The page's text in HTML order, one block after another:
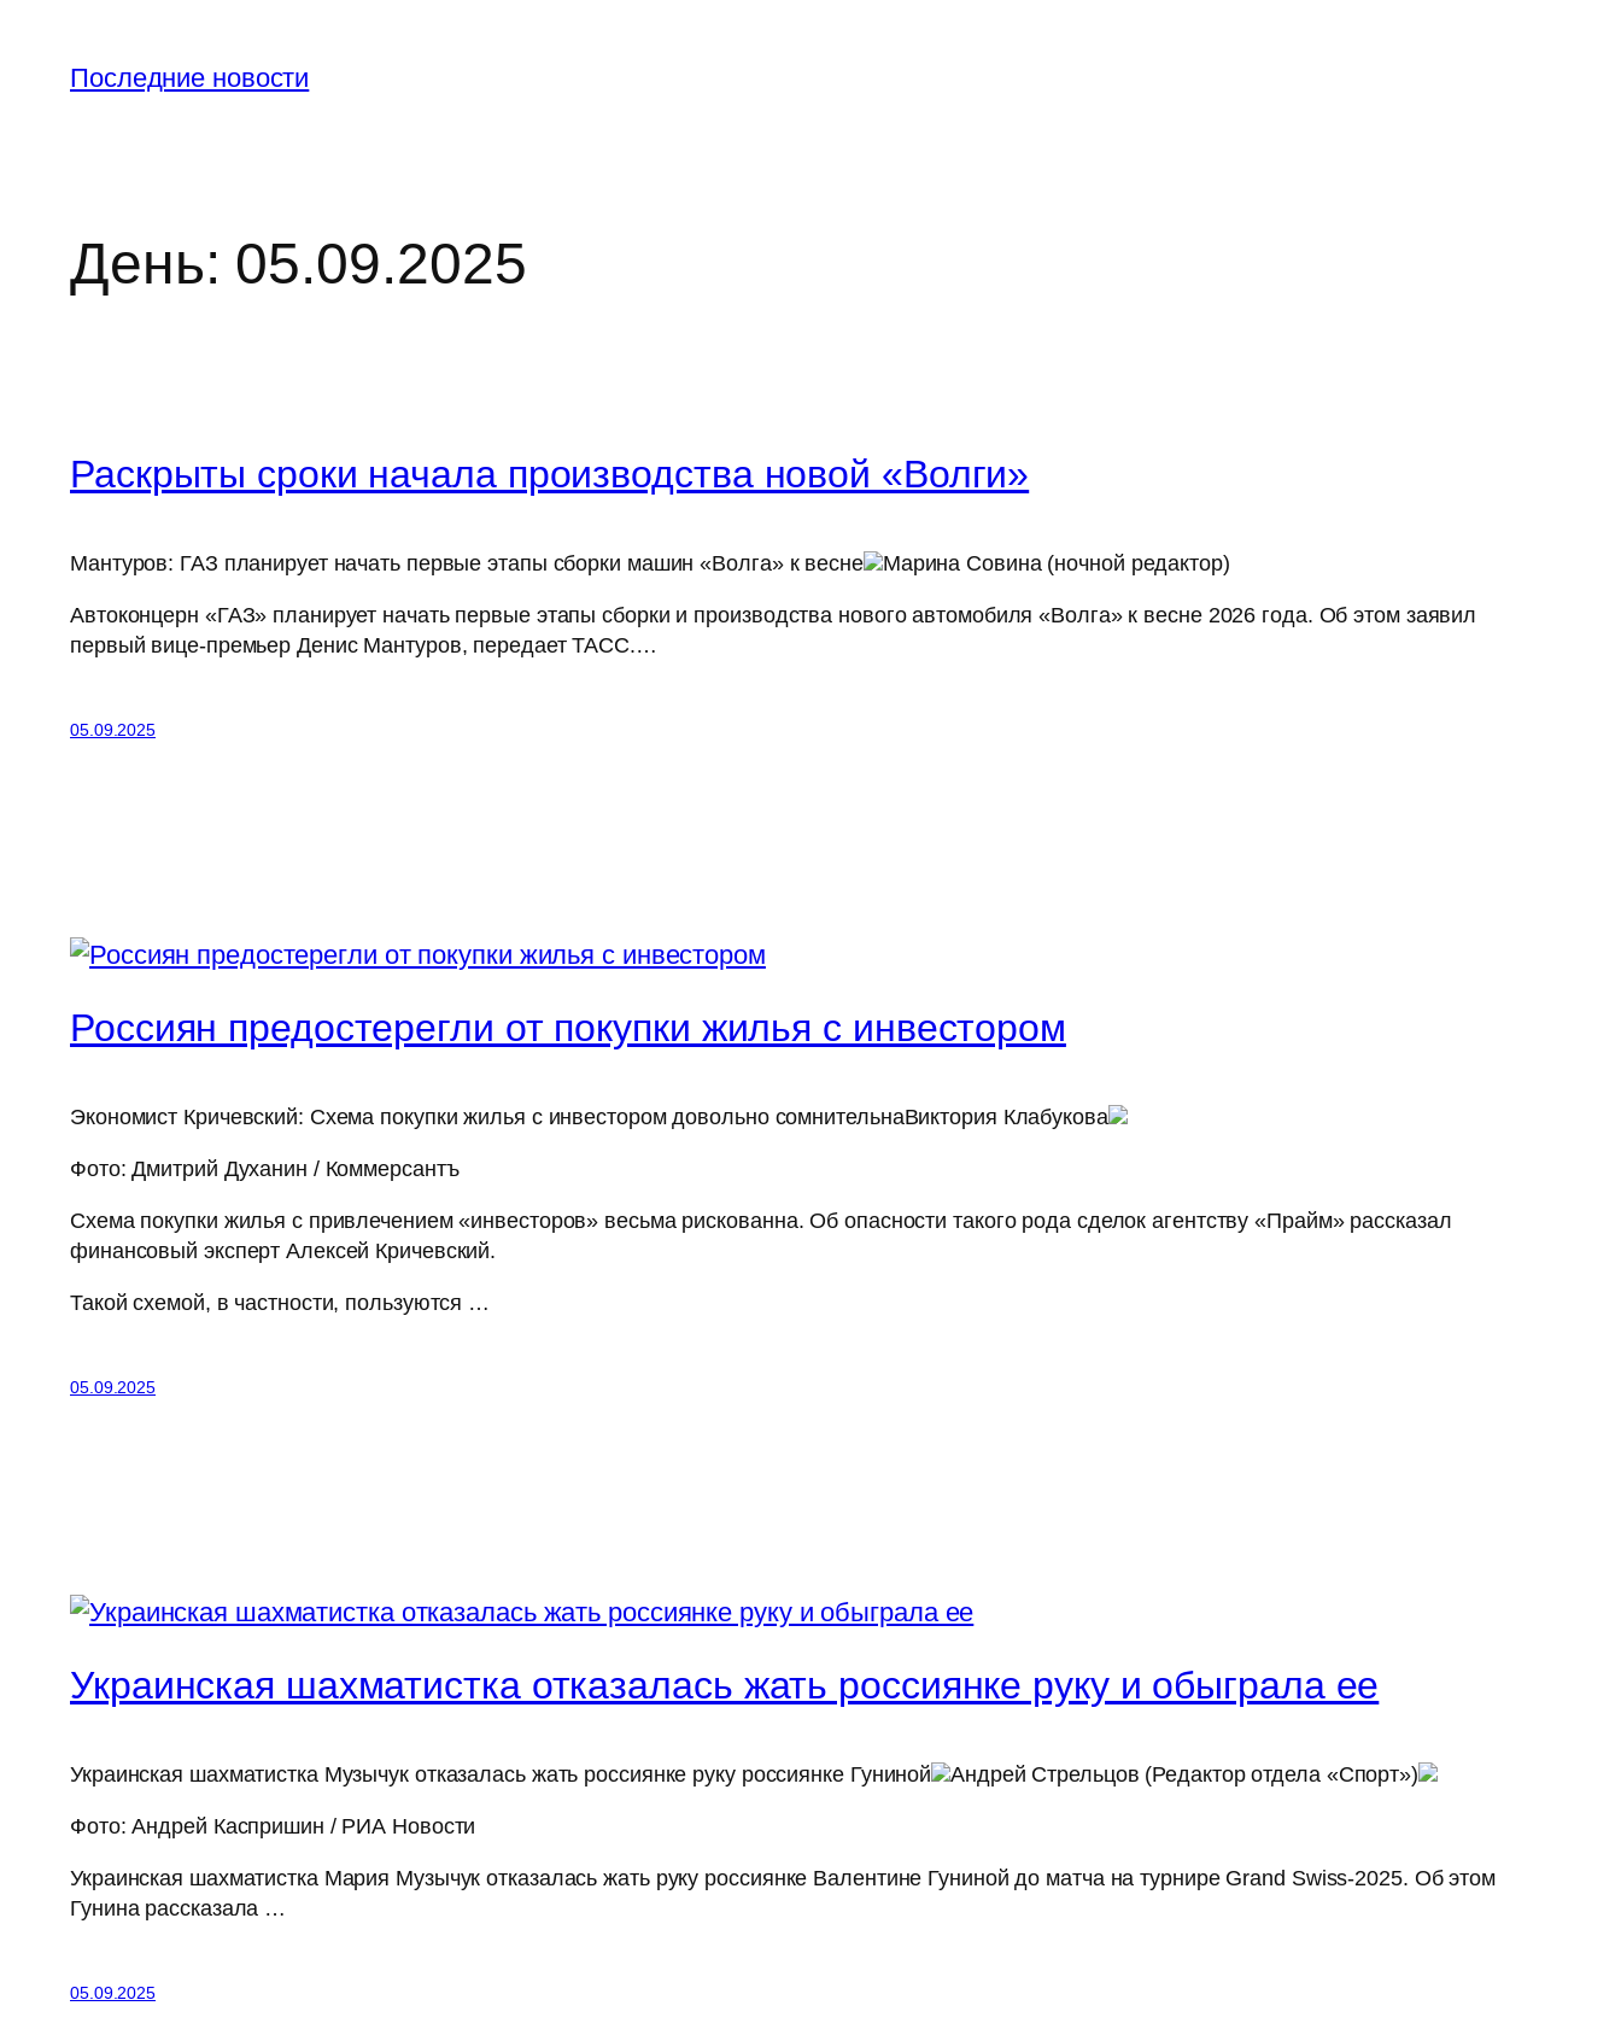
содержимому
Последние новости
День: 05.09.2025
Раскрыты сроки начала производства новой «Волги»
Мантуров: ГАЗ планирует начать первые этапы сборки машин «Волга» к весне Марина Совина (ночной редактор)
Автоконцерн «ГАЗ» планирует начать первые этапы сборки и производства нового автомобиля «Волга» к весне 2026 года. Об этом заявил
первый вице-премьер Денис Мантуров, передает ТАСС.…
05.09.2025
Россиян предостерегли от покупки жилья с инвестором
Экономист Кричевский: Схема покупки жилья с инвестором довольно сомнительнаВиктория Клабукова
Фото: Дмитрий Духанин / Коммерсантъ
Схема покупки жилья с привлечением «инвесторов» весьма рискованна. Об опасности такого рода сделок агентству «Прайм» рассказал
финансовый эксперт Алексей Кричевский.
Такой схемой, в частности, пользуются …
05.09.2025
Украинская шахматистка отказалась жать россиянке руку и обыграла ее
Украинская шахматистка Музычук отказалась жать россиянке руку россиянке Гуниной Андрей Стрельцов (Редактор отдела «Спорт»)
Фото: Андрей Каспришин / РИА Новости
Украинская шахматистка Мария Музычук отказалась жать руку россиянке Валентине Гуниной до матча на турнире Grand Swiss-2025. Об этом
Гунина рассказала …
05.09.2025